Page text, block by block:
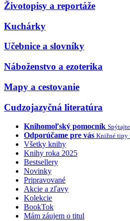
Životopisy a reportáže
Kuchárky
Učebnice a slovníky
Náboženstvo a ezoterika
Mapy a cestovanie
Cudzojazyčná literatúra
Knihomoľský pomocník
Odporúčame pre vás Knižné tipy
Všetky knihy
Knihy roka 2025
Bestsellery
Novinky
Pripravované
Akcie a zľavy
Kolekcie
BookTok
Mám záujem o titul